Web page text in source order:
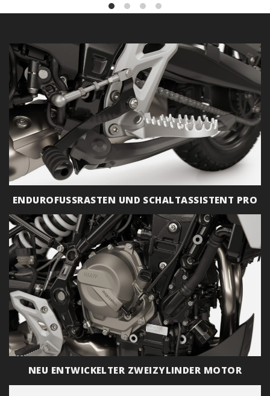
ENDUROFUSSRASTEN UND SCHALTASSISTENT PRO
NEU ENTWICKELTER ZWEIZYLINDER MOTOR